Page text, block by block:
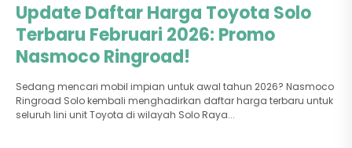
Update Daftar Harga Toyota Solo
Terbaru Februari 2026: Promo
Nasmoco Ringroad!
Sedang mencari mobil impian untuk awal tahun 2026? Nasmoco
Ringroad Solo kembali menghadirkan daftar harga terbaru untuk
seluruh lini unit Toyota di wilayah Solo Raya...